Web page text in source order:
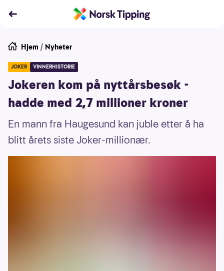
Hjem / Nyheter
JOKER VINNERHISTORIE
Jokeren kom på nyttårsbesøk -
hadde med 2,7 millioner kroner
En mann fra Haugesund kan juble etter å ha
blitt årets siste Joker-millionær.